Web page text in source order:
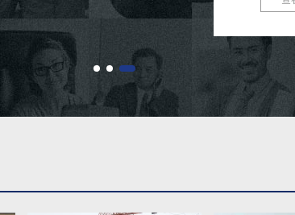
管。 作打桩管用...
材，焊缝呈连续